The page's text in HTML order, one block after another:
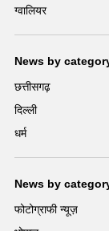
ग्वालियर
News by
छत्तीसगढ़
दिल्ली
धर्म
News by
फोटोग्राफी न्यूज़